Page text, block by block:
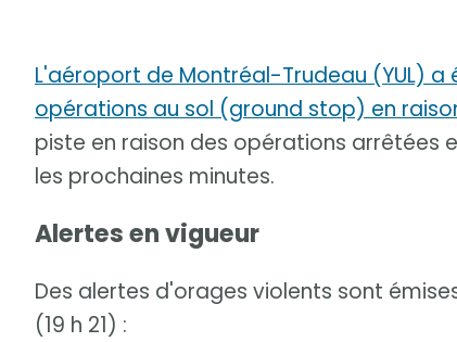
L'aéroport de Montréal-Trudeau (YUL)
opérations au sol (ground stop) en
piste en raison des opérations arrêtées
les prochaines minutes.
Alertes en vigueur
Des alertes d'orages violents sont
(19 h 21) :